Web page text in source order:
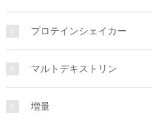
プロテインシェイカー
マルトデキストリン
増量